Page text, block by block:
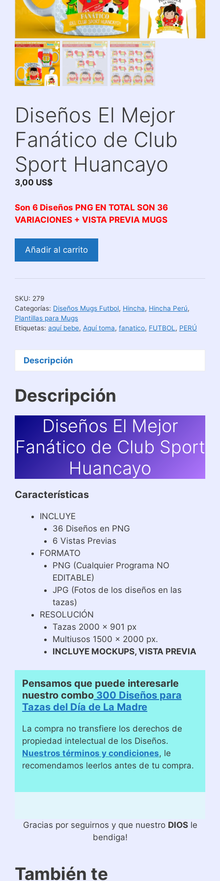
Diseños El Mejor
Fanático de Club
Sport Huancayo
3,00 US$
Son 6 Diseños PNG EN TOTAL SON 36
VARIACIONES + VISTA PREVIA MUGS
Diseños
Fanático
Club
Sport
Huancayo
Añadir al carrito
SKU: 279
Categorías: Diseños Mugs Futbol, Hincha, Hincha Perú,
Plantillas para Mugs
Etiquetas: aquí bebe, Aquí toma, fanatico, FUTBOL , PERÚ
Descripción
Descripción
Diseños El Mejor
Fanático de Club Sport
Huancayo
Características
INCLUYE
36 Diseños en PNG
6 Vistas Previas
FORMATO
PNG (Cualquier Programa NO
EDITABLE)
JPG (Fotos de los diseños en las
tazas)
RESOLUCIÓN
Tazas 2000 x 901 px
Multiusos 1500 x 2000 px.
INCLUYE MOCKUPS, VISTA PREVIA
Pensamos que puede interesarle
nuestro combo 300 Diseños para
Tazas del Día de La Madre
La compra no transfiere los derechos de
propiedad intelectual de los Diseños.
Nuestros términos y condiciones, le
recomendamos leerlos antes de tu compra.
Gracias por seguirnos y que nuestro DIOSle
bendiga!
También te